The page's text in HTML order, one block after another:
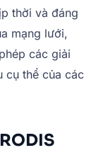
thời và đáng
mạng lưới,
các giải
cụ thể của các